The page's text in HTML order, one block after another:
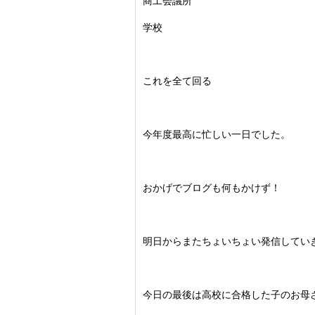
学校
これを全て回る
今年度最高に忙しい一日でした。
おかげでブログも何もかけず！
明日からまたちょいちょい発信してい
今日の最後は高校に合格した子のお母